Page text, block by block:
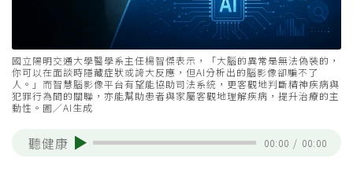
國立陽明交通大學醫學系主任楊智傑表示，「大腦的異常是無法偽裝的，
你可以在面談時隱藏症狀或誇大反應，但AI分析出的腦影像卻騙不了
人。」而智慧腦影像平台有望能協助司法系統，更客觀地判斷精神疾病與
犯罪行為間的關聯，亦能幫助患者與家屬客觀地理解疾病，提升治療的主
動性。圖／AI生成
聽健康 00:00 / 00:00